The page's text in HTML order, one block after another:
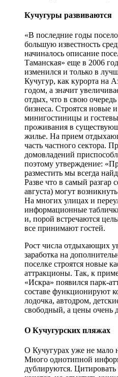
Кучугуры развиваются
«В последние годы
большую известность
начиналось описание
Таманская» еще в 2006
изменился и только в
Кучугур, как курорта на
годом, а значит
отдых, что в свою
бизнеса. Строятся новые
минигостиницы и
проживания в
жилье. На прием
часть частного сектора.
домовладений
поэтому утверждение:
разместить мы всегда
Разве что в самый разгар
августа) могут
На многих улицах и
информационные
и, порой встречаются
все принимают гостей.
Рост числа отдыхающих
заработка на
поселке строятся новые
аттракционы. Так, к
«Искра» появился парк-
составе функционируют
лодочка, автодром,
свободный, а цены очень
О Кучугурских пляжах
О Кучугурах уже не мало
Много однотипной
дублируются.